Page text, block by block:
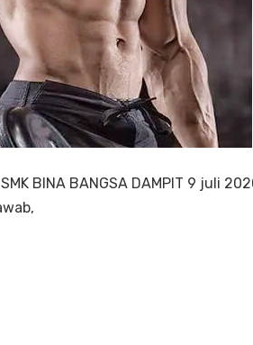
BINA BANGSA DAMPIT 9 juli